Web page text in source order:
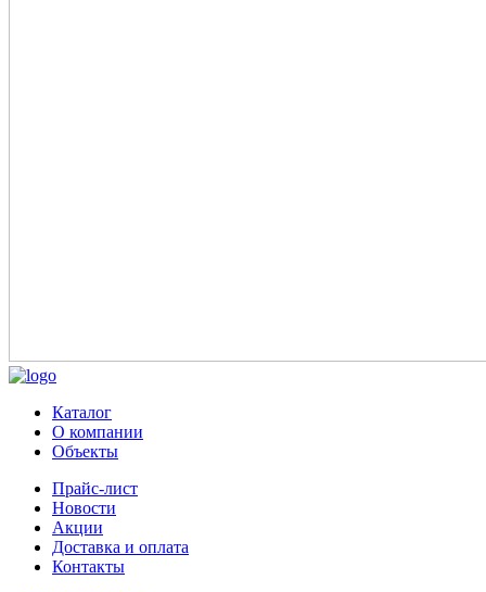
Каталог
О компании
Объекты
Прайс-лист
Новости
Акции
Доставка и оплата
Контакты